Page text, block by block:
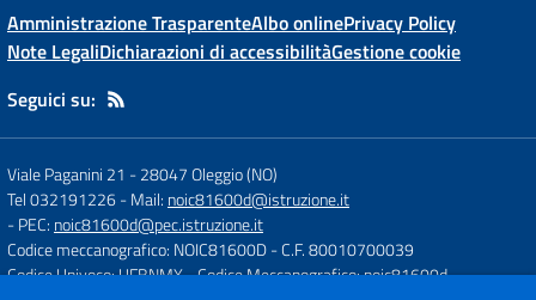
Amministrazione TrasparenteAlbo onlinePrivacy Policy
Note LegaliDichiarazioni di accessibilitàGestione cookie
Seguici su:
Viale Paganini 21 -28047 Oleggio (NO)
Tel 032191226- Mail: noic81600d@istruzione.it
- PEC: noic81600d@pec.istruzione.it
Codice meccanografico: NOIC81600D- C.F. 80010700039
Codice Univoco: UFBNMX- Codice Meccanografico: noic81600d